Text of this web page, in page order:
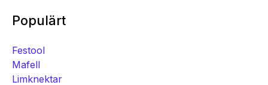
Populärt
Festool
Mafell
Limknektar